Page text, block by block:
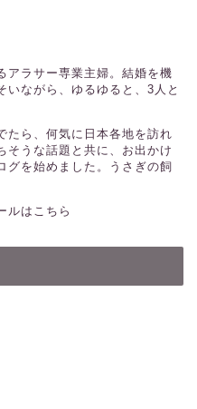
アラサー専業主婦。結婚を機
いながら、ゆるゆると、3人と
たら、何気に日本各地を訪れ
そうな話題と共に、お出かけ
グを始めました。うさぎの飼
ルはこちら